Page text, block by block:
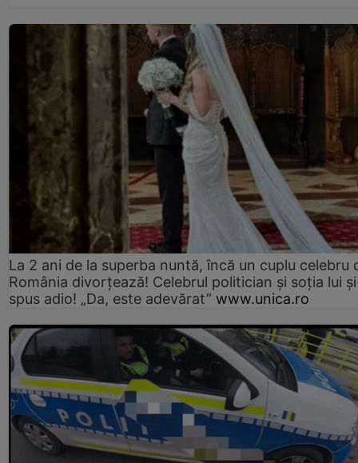
La 2 ani de la superba nuntă, încă un cuplu celebru
România divorțează! Celebrul politician și soția lui
spus adio! „Da, este adevărat” www.unica.ro